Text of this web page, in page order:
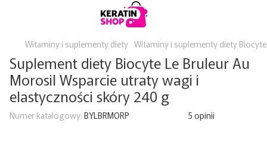
Witaminy i suplementy diety Witaminy i suplementy diety Biocyte
Suplement diety Biocyte Le Bruleur Au
Morosil Wsparcie utraty wagi i
elastyczności skóry 240 g
Numer katalogowy: BYLBRMORP 5 opinii